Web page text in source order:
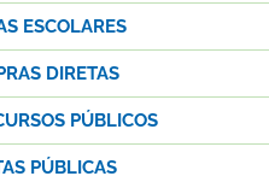
ESCOLARES
DIRETAS
PÚBLICOS
PÚBLICAS